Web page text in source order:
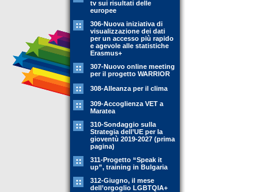
tv sui risultati delle
europee
306-Nuova iniziativa di
visualizzazione dei dati
per un accesso più rapido
e agevole alle statistiche
Erasmus+
307-Nuovo online meeting
per il progetto WARRIOR
308-Alleanza per il clima
309-Accoglienza VET a
Maratea
310-Sondaggio sulla
Strategia dell’UE per la
gioventù 2019-2027 (prima
pagina)
311-Progetto “Speak it
up”, training in Bulgaria
312-Giugno, il mese
dell’orgoglio LGBTQIA+